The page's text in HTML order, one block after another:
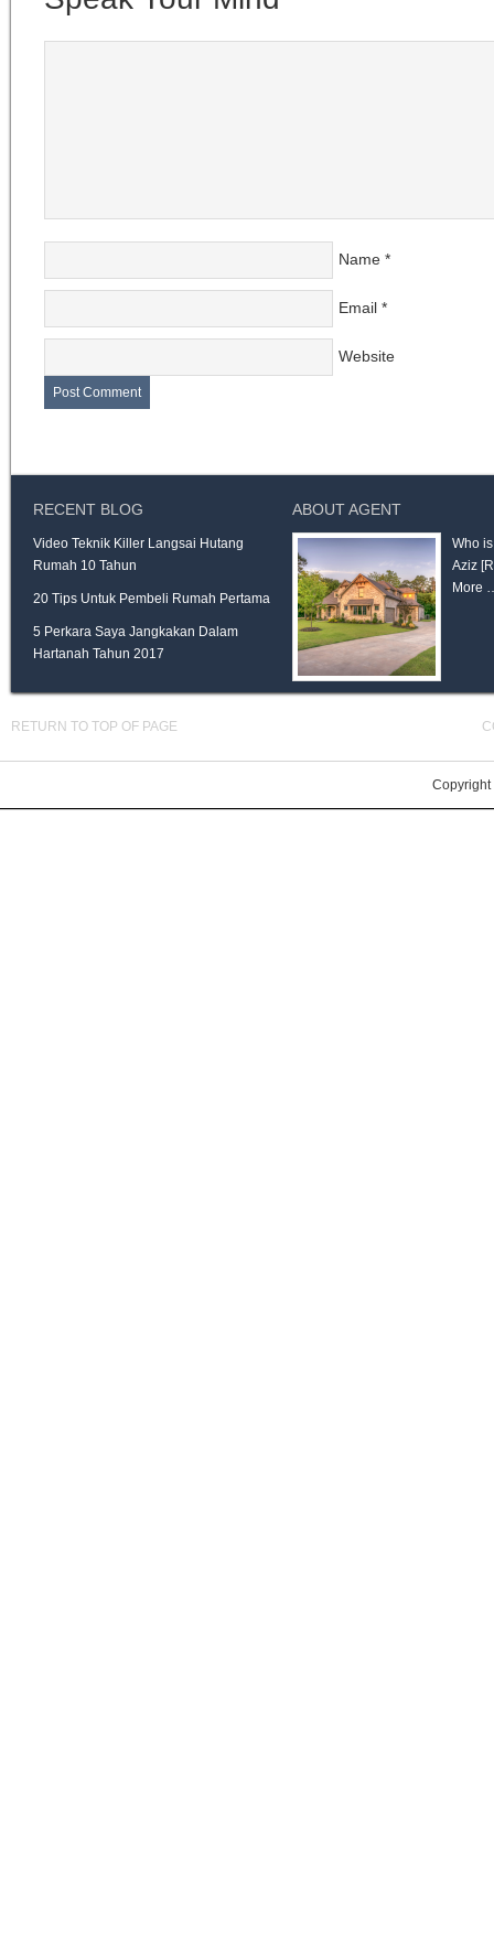
Name *
Email *
Website
RECENT BLOG
Video Teknik Killer Langsai Hutang
Rumah 10 Tahun
20 Tips Untuk Pembeli Rumah Pertama
5 Perkara Saya Jangkakan Dalam
Hartanah Tahun 2017
ABOUT AGENT
Who
Aziz
More
RETURN TO TOP OF PAGE
Copyright